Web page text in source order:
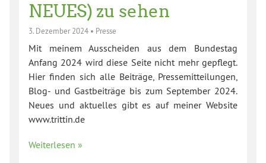
NEUES) zu sehen
3. Dezember 2024 • Presse
Mit meinem Ausscheiden aus dem Bundestag
Anfang 2024 wird diese Seite nicht mehr gepflegt.
Hier finden sich alle Beiträge, Pressemitteilungen,
Blog- und Gastbeiträge bis zum September 2024.
Neues und aktuelles gibt es auf meiner Website
www.trittin.de
Weiterlesen »